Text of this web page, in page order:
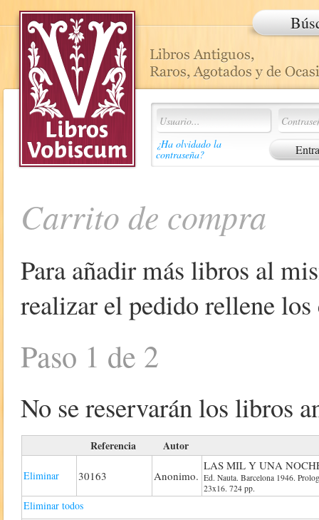
¿Ha olvidado la
contraseña?
Carrito de compra
Para añadir más libros al
realizar el pedido rellene
Paso 1 de 2
No se reservarán los libros
Referencia Autor
Eliminar 30163 Anonimo.
LAS MIL Y UNA
Ed. Nauta. Barcelona 1946.
23x16. 724 pp.
Eliminar todos